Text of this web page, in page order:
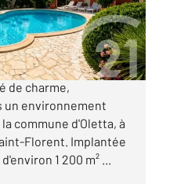
€
Dary Immobilier vous
de charme,
un environnement
commune d'Oletta, à
Florent. Implantée
1 200 m² ...